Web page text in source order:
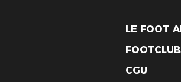
LE FOOT
CGU